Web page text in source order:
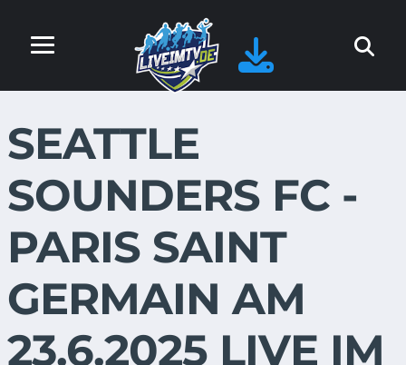
SEATTLE
SOUNDERS FC -
PARIS SAINT
GERMAIN AM
23.6.2025 LIVE IM